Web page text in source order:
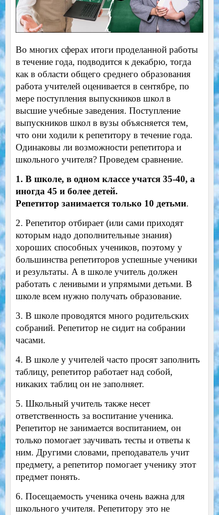
Во многих сферах итоги проделанной работы
в течение года, подводится к декабрю, тогда
как в области общего среднего образования
работа учителей оценивается в сентябре, по
мере поступления выпускников школ в
высшие учебные заведения. Поступление
выпускников школ в вузы объясняется тем,
что они ходили к репетитору в течение года.
Одинаковы ли возможности репетитора и
школьного учителя? Проведем сравнение.
1. В школе, в одном классе учатся 35-40, а
иногда 45 и более детей.
Репетитор занимается только 10 детьми.
2. Репетитор отбирает (или сами приходят
которым надо дополнительные знания)
хороших способных учеников, поэтому у
большинства репетиторов успешные ученики
и результаты. А в школе учитель должен
работать с ленивыми и упрямыми детьми. В
школе всем нужно получать образование.
3. В школе проводятся много родительских
собраний. Репетитор не сидит на собрании
часами.
4. В школе у учителей часто просят заполнить
таблицу, репетитор работает над собой,
никаких таблиц он не заполняет.
5. Школьный учитель также несет
ответственность за воспитание ученика.
Репетитор не занимается воспитанием, он
только помогает заучивать тесты и ответы к
ним. Другими словами, преподаватель учит
предмету, а репетитор помогает ученику этот
предмет понять.
6. Посещаемость ученика очень важна для
школьного учителя. Репетитору это не